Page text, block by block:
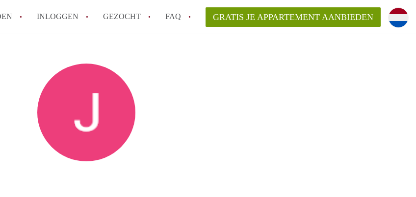
INLOGGEN GEZOCHT FAQ
How to translate AppartementDenHaag!
Wat is Appartement-DenHaag?
Hoeveel kost het om te reageren op een Appartement in Den Haag?
Wat is de privacyverklaring van Appartement-DenHaag?
Berekent Appartement-DenHaag
makelaarsvergoeding/bemiddelingsvergoeding?
Alle veelgestelde vragen
GRATIS JE APPARTEMENT AANBIEDEN